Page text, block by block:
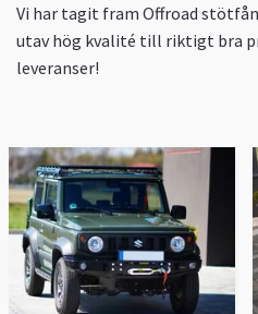
Vi har tagit fram Offroad
utav hög kvalité till riktigt bra
leveranser!